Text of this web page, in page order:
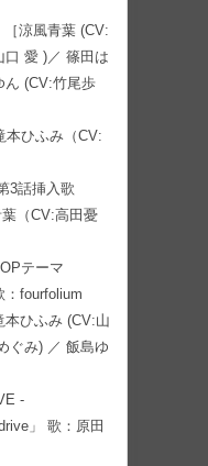
涼風青葉 (CV:
口 愛 )／ 篠田は
ん (CV:竹尾歩
ひふみ（CV:
3話挿入歌
（CV:高田憂
テーマ
：fourfolium
本ひふみ (CV:山
ぐみ) ／ 飯島ゆ
-
」 歌：原田